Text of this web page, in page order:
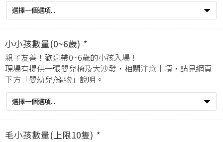
小小孩數量(0~6歲) *
親子友善！歡迎帶0~6歲的小孩入場！
現場有提供一張嬰兒椅及大沙發，相關注意事項，請見網頁
下方「嬰幼兒/寵物」說明。
毛小孩數量(上限10隻) *